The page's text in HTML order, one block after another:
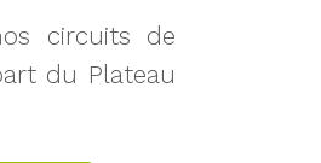
circuits de
du Plateau